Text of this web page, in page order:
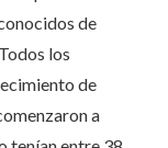
de
los
de
a